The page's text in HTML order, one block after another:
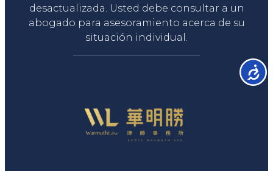
desactualizada. Usted debe consultar a un
abogado para asesoramiento acerca de su
situación individual.